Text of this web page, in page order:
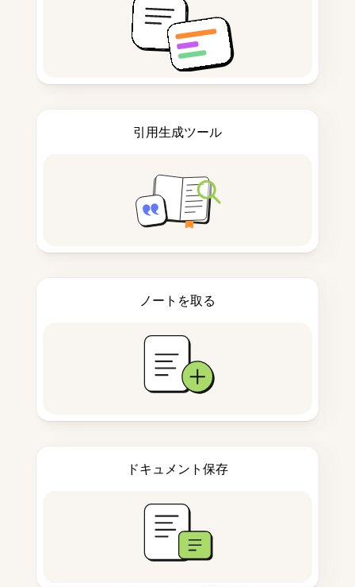
引用生成ツール
ノートを取る
ドキュメント保存